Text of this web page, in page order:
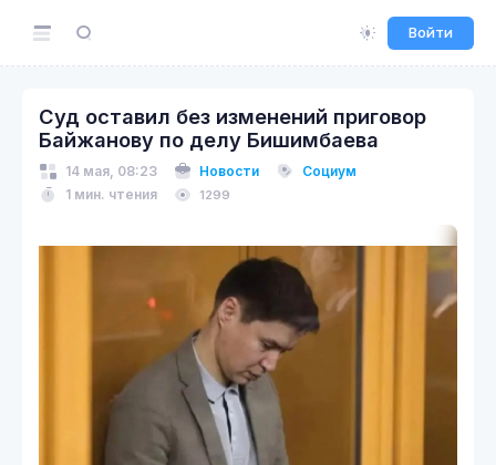
Войти
Суд оставил без изменений приговор
Байжанову по делу Бишимбаева
14 мая, 08:23 Новости
Социум
1 мин. чтения
1299